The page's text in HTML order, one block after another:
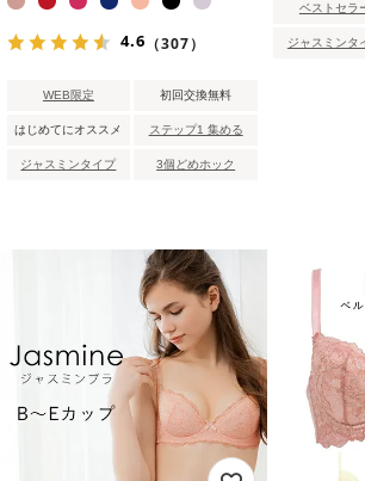
4.6 （307）
WEB限定 初回交換無料
はじめてにオススメ ステップ1 集める
ジャスミンタイプ 3個どめホック
ベストセラ
ジャスミンタ